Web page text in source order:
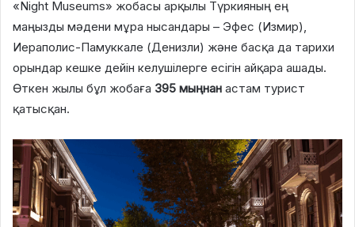
«Night Museums» жобасы арқылы Түркияның ең
маңызды мәдени мұра нысандары – Эфес (Измир),
Иераполис-Памуккале (Денизли) және басқа да тарихи
орындар кешке дейін келушілерге есігін айқара ашады.
Өткен жылы бұл жобаға 395 мыңнан астам турист
қатысқан.